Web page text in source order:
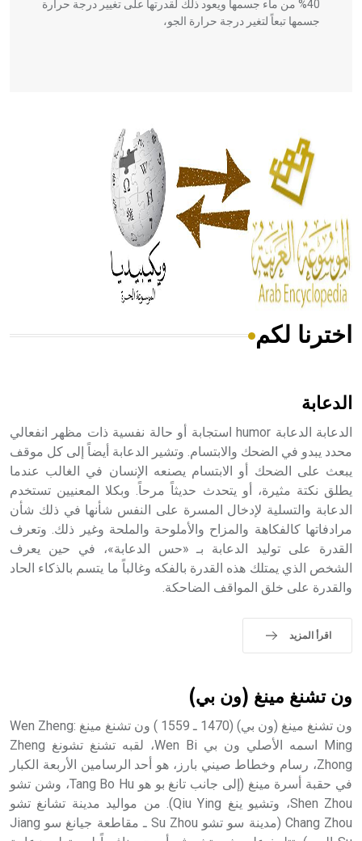
40% من ماء جسمها ويعود ذلك لقدرتها على تغيير درجة حرارة
جسمها تبعاً لتغير درجة حرارة الجو،
الحكم، الأدلة، تنظيم التغذية، ورسالته في جروح الرأس. ويعود
له الفضل بأنه حرر الطب من الدين والفلسفة.
- هل تعلم أن المرجان إفراز حيواني يتكون في البحر ويتركب
من مادة كربونات الكلسيوم، وهو أحمر أو شديد الحمرة وهو
أجود أنواعه، ويمتاز بكبر الحجم ويسمى الش
هل تعلم أن الأبسيد كلمة فرنسية اللفظ تم اعتمادها مصطلحاً
- هل تعلم أن أبجر Abgar اسم معروف جيداً يعود إلى عدد من
الملوك الذين حكموا مدينة إديسا (الرها) من أبجر الأول وحتى
التاسع، وهم ينتسبون إلى أسرة أوسروين
حيث تقتصر القيمة الصوتية للعلامة الك
اخترنا لكم
الدعابة
الدعابة الدعابة humor استجابة أو حالة نفسية ذات مظهر انفعالي
محدد يبدو في الضحك والابتسام. وتشير الدعابة أيضاً إلى كل موقف
يبعث على الضحك أو الابتسام يصنعه الإنسان في الغالب عندما
يطلق نكتة مثيرة، أو يتحدث حديثاً مرحاً. وبكلا المعنيين تستخدم
الدعابة والتسلية لإدخال المسرة على النفس شأنها في ذلك شأن
مرادفاتها كالفكاهة والمزاح والأملوحة والملحة وغير ذلك. وتعرف
القدرة على توليد الدعابة بـ «حس الدعابة»، في حين يعرف
الشخص الذي يمتلك هذه القدرة بالفكه وغالباً ما يتسم بالذكاء الحاد
والقدرة على خلق المواقف الضاحكة.
اقرأ المزيد
ون تشنغ مينغ (ون بي)
ون تشنغ مينغ (ون بي) (1470 ـ 1559 ) ون تشنغ مينغ :Wen Zheng
Ming اسمه الأصلي ون بي Wen Bi، لقبه تشنغ تشونغ Zheng
Zhong، رسام وخطاط صيني بارز، هو أحد الرسامين الأربعة الكبار
في حقبة أسرة مينغ (إلى جانب تانغ بو هو Tang Bo Hu، وشن تشو
Shen Zhou، وتشيو ينغ Qiu Ying). من مواليد مدينة تشانغ تشو
Chang Zhou (مدينة سو تشو Su Zhou ـ مقاطعة جيانغ سو Jiang